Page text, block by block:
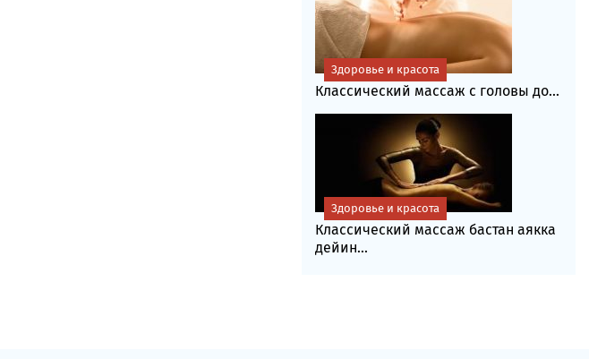
Классический массаж с головы до...
Здоровье и красота
Классический массаж бастан аякка
дейин...
Здоровье и красота